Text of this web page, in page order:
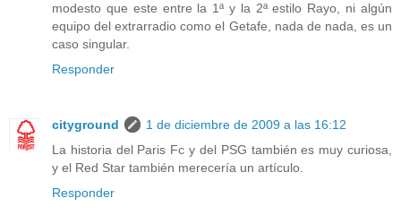
modesto que este entre la 1ª y la 2ª estilo Rayo, ni algún
equipo del extrarradio como el Getafe, nada de nada, es un
caso singular.
Responder
cityground
1 de diciembre de 2009 a las 16:12
La historia del Paris Fc y del PSG también es muy curiosa,
y el Red Star también merecería un artículo.
Responder